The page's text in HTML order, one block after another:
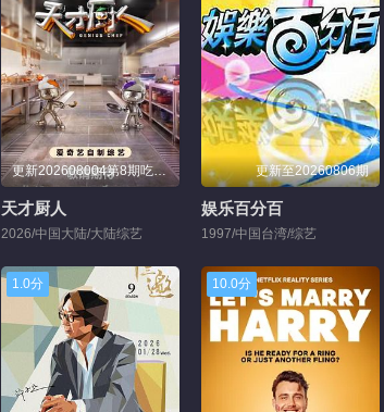
更新202608004第8期吃播直拍
天才厨人
2026/中国大陆/大陆综艺
更新至20260806期
娱乐百分百
1997/中国台湾/综艺
1.0分 10.0分